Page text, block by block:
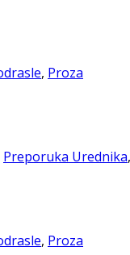
, Proza
Preporuka Urednika,
, Proza